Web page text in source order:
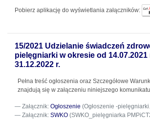
Pobierz aplikację do wyświetlania załączników:
15/2021 Udzielanie świadczeń
pielęgniarki w okresie od 14.07.2021
31.12.2022 r.
Pełna treść ogłoszenia oraz Szczegółowe
znajdują się w załączeniu niniejszego
Załącznik: Ogłoszenie (Ogłoszenie -
Załącznik: SWKO (SWKO_pielęgniarka